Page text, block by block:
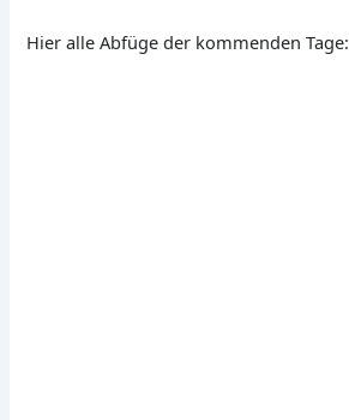
Hier alle Abfüge der kommenden Tage: